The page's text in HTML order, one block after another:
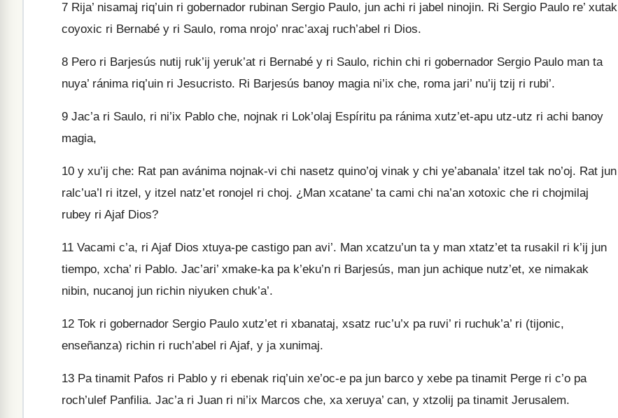
7 Rija’ nisamaj riq’uin ri gobernador rubinan Sergio Paulo, jun achi ri jabel ninojin. Ri Sergio Paulo re’ xutak
coyoxic ri Bernabé y ri Saulo, roma nrojo’ nrac’axaj ruch’abel ri Dios.
8 Pero ri Barjesús nutij ruk’ij yeruk’at ri Bernabé y ri Saulo, richin chi ri gobernador Sergio Paulo man ta
nuya’ ránima riq’uin ri Jesucristo. Ri Barjesús banoy magia ni’ix che, roma jari’ nu’ij tzij ri rubi’.
9 Jac’a ri Saulo, ri ni’ix Pablo che, nojnak ri Lok’olaj Espíritu pa ránima xutz’et-apu utz-utz ri achi banoy
magia,
10 y xu’ij che: Rat pan avánima nojnak-vi chi nasetz quino’oj vinak y chi ye’abanala’ itzel tak no’oj. Rat jun
ralc’ua’l ri itzel, y itzel natz’et ronojel ri choj. ¿Man xcatane’ ta cami chi na’an xotoxic che ri chojmilaj
rubey ri Ajaf Dios?
11 Vacami c’a, ri Ajaf Dios xtuya-pe castigo pan avi’. Man xcatzu’un ta y man xtatz’et ta rusakil ri k’ij jun
tiempo, xcha’ ri Pablo. Jac’ari’ xmake-ka pa k’eku’n ri Barjesús, man jun achique nutz’et, xe nimakak
nibin, nucanoj jun richin niyuken chuk’a’.
12 Tok ri gobernador Sergio Paulo xutz’et ri xbanataj, xsatz ruc’u’x pa ruvi’ ri ruchuk’a’ ri (tijonic,
enseñanza) richin ri ruch’abel ri Ajaf, y ja xunimaj.
13 Pa tinamit Pafos ri Pablo y ri ebenak riq’uin xe’oc-e pa jun barco y xebe pa tinamit Perge ri c’o pa
roch’ulef Panfilia. Jac’a ri Juan ri ni’ix Marcos che, xa xeruya’ can, y xtzolij pa tinamit Jerusalem.